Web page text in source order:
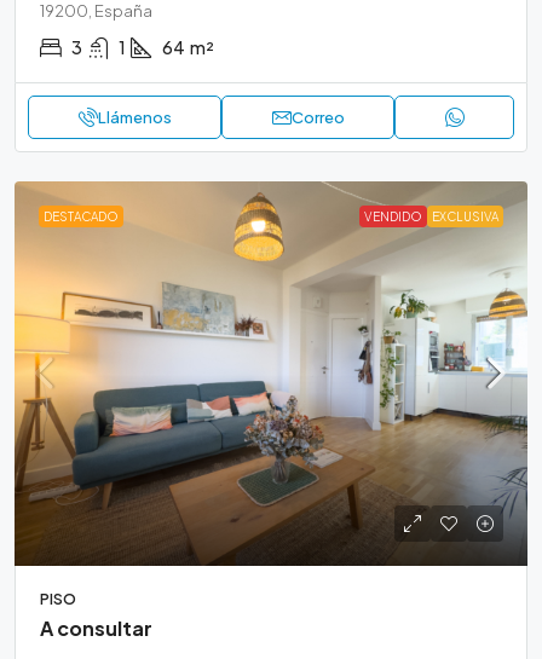
19200, España
3 1 64 m²
Llámenos Correo
DESTACADO VENDIDO EXCLUSIVA
PISO
A consultar